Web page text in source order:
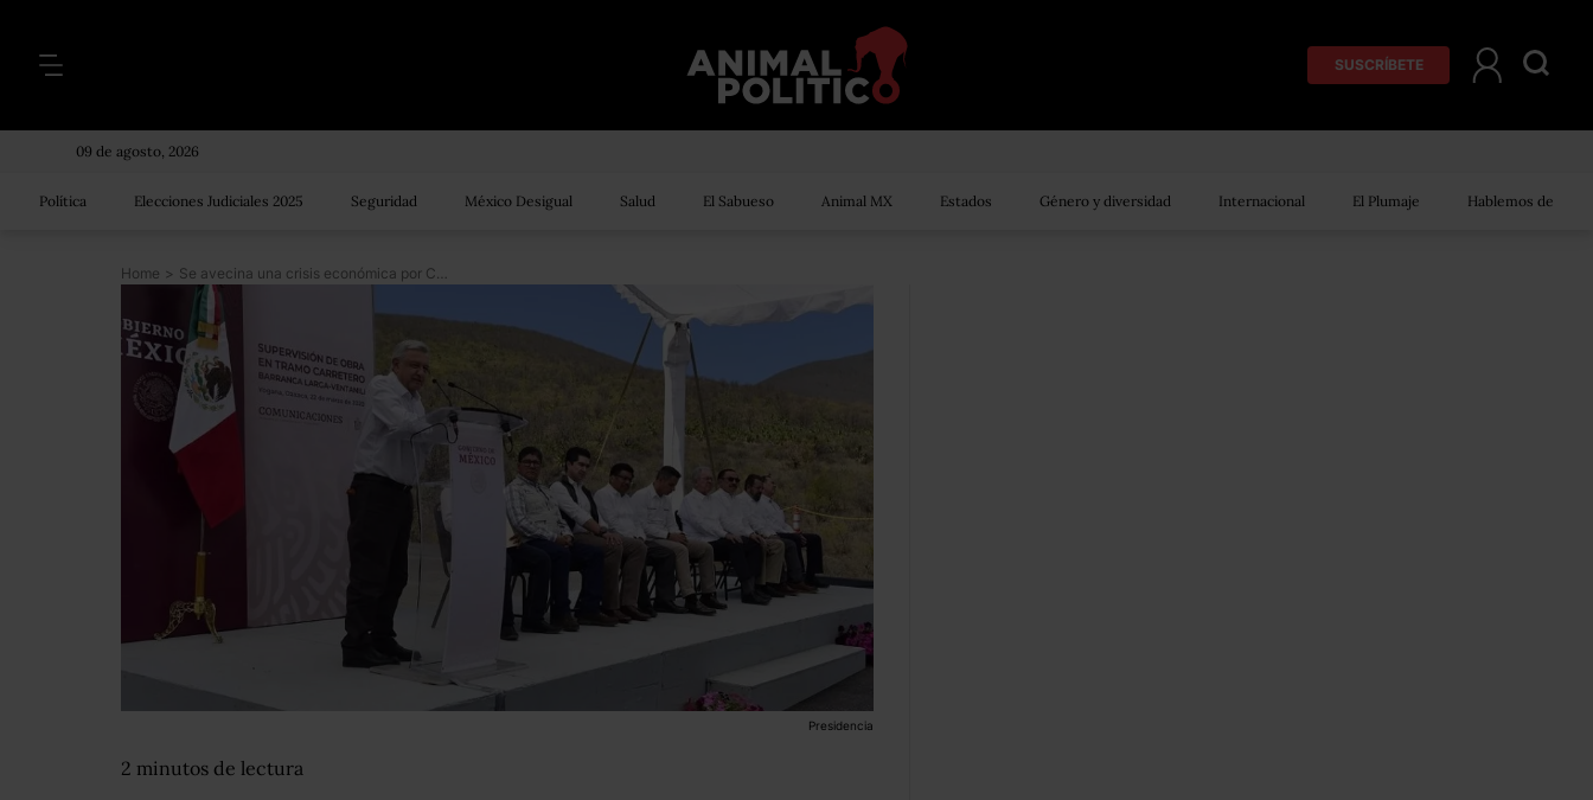
SUSCRÍBETE
09 de agosto, 2026
Política Elecciones Judiciales 2025 Seguridad México Desigual Salud El Sabueso Animal MX Estados Género y diversidad Internacional El Plumaje Hablemos de
Home > Se avecina una crisis económica por COVID-19, ya se está sintiendo: AMLO
Presidencia
2 minutos de lectura